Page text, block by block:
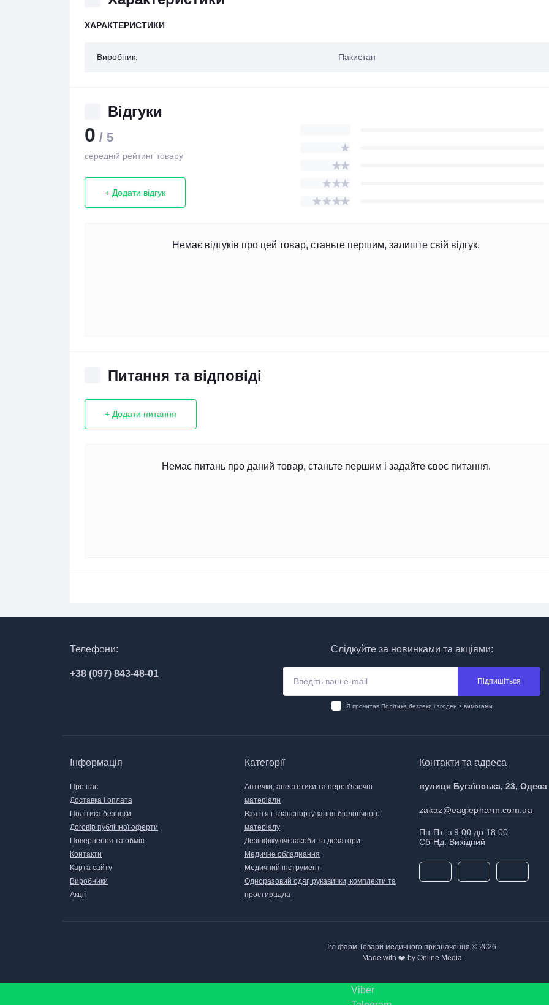
ХАРАКТЕРИСТИКИ
Виробник: Пакистан
Відгуки
0 / 5
середній рейтинг товару
+ Додати відгук
Немає відгуків про цей товар, станьте першим, залиште свій відгук.
Питання та відповіді
+ Додати питання
Немає питань про даний товар, станьте першим і задайте своє питання.
Телефони:
+38 (097) 843-48-01
Слідкуйте за новинками та акціями:
Підпишіться
Я прочитав Політика безпеки і згоден з вимогами
Інформація
Про нас
Доставка і оплата
Політика безпеки
Договір публічної оферти
Повернення та обмін
Контакти
Карта сайту
Виробники
Акції
Категорії
Аптечки, анестетики та перев’язочні
матеріали
Взяття і транспортування біологічного
матеріалу
Дезінфікуючі засоби та дозатори
Медичне обладнання
Медичний інструмент
Одноразовий одяг, рукавички, комплекти та
простирадла
Контакти та адреса
вулиця Бугаївська, 23, Одеса
zakaz@eaglepharm.com.ua
Пн-Пт: з 9:00 до 18:00
Сб-Нд: Вихідний
Ігл фарм Товари медичного призначення © 2026
Made with ❤️ by Online Media
Viber